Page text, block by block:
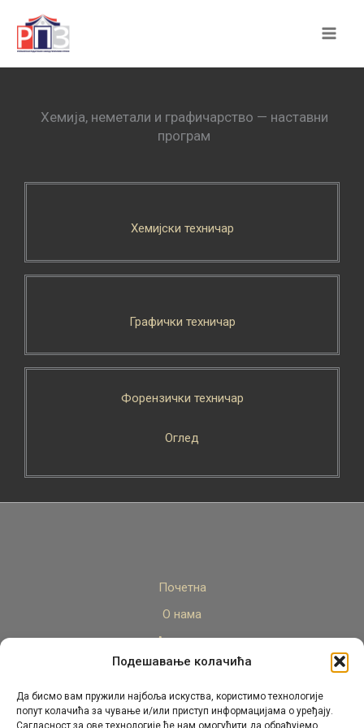
Подешавање колачића
Да бисмо вам пружили најбоља искуства, користимо технологије
попут колачића за чување и/или приступ информацијама о уређају.
Сагласност за ове технологије ће нам омогућити да обрађујемо
content
Хемија, неметали и графичарство — наставни
програм
Хемијски техничар
Графички техничар
Форензички техничар
Оглед
Почетна
О нама
Актуелно
Стручни кадар
Пројекти
Архива